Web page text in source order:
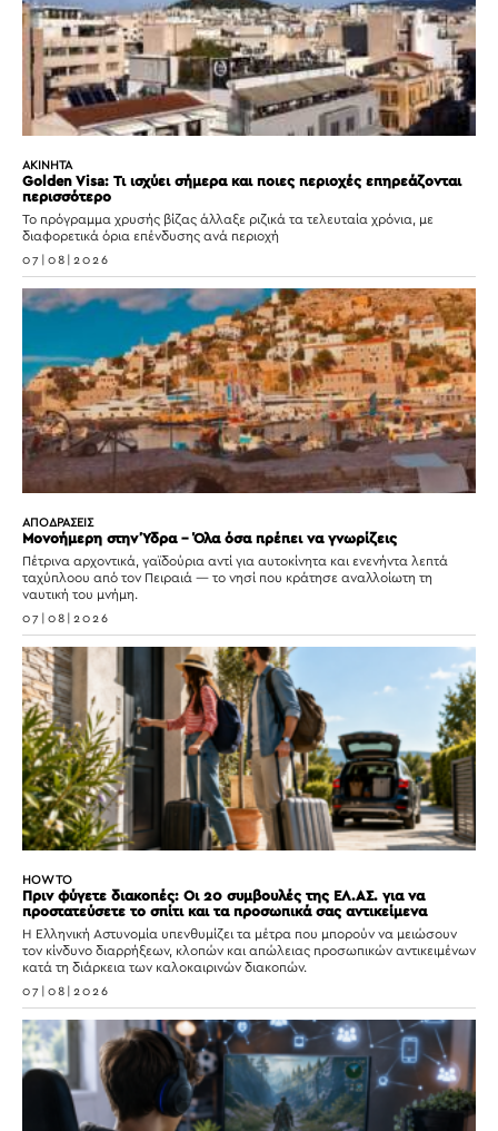
ΑΚΙΝΗΤΑ
Golden Visa: Τι ισχύει σήμερα και ποιες περιοχές επηρεάζονται
περισσότερο
Το πρόγραμμα χρυσής βίζας άλλαξε ριζικά τα τελευταία χρόνια, με
διαφορετικά όρια επένδυσης ανά περιοχή
07|08|2026
ΑΠΟΔΡΑΣΕΙΣ
Μονοήμερη στην Ύδρα – Όλα όσα πρέπει να γνωρίζεις
Πέτρινα αρχοντικά, γαϊδούρια αντί για αυτοκίνητα και ενενήντα λεπτά
ταχύπλοου από τον Πειραιά — το νησί που κράτησε αναλλοίωτη τη
ναυτική του μνήμη.
07|08|2026
HOW TO
Πριν φύγετε διακοπές: Οι 20 συμβουλές της ΕΛ.ΑΣ. για να
προστατεύσετε το σπίτι και τα προσωπικά σας αντικείμενα
Η Ελληνική Αστυνομία υπενθυμίζει τα μέτρα που μπορούν να μειώσουν
τον κίνδυνο διαρρήξεων, κλοπών και απώλειας προσωπικών αντικειμένων
κατά τη διάρκεια των καλοκαιρινών διακοπών.
07|08|2026